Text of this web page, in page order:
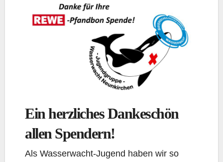
Ein herzliches Dankeschön
allen Spendern!
Als Wasserwacht-Jugend haben wir so